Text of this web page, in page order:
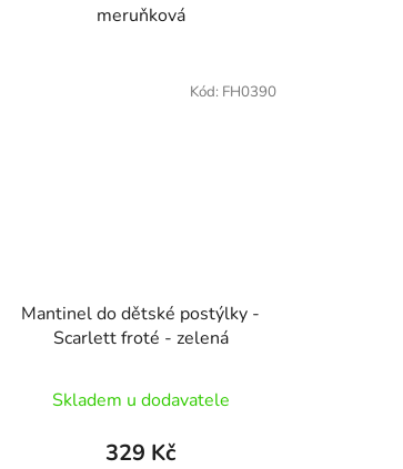
meruňková
Mantinel do dětské postýlky -
Scarlett froté - zelená
Skladem u dodavatele
329 Kč
Kód: FH0390